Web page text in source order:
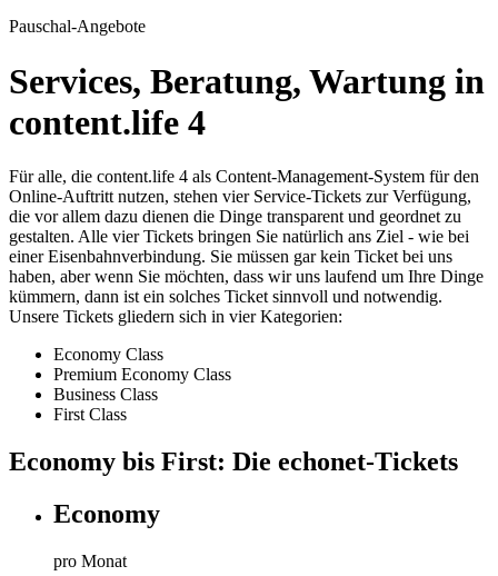
Pauschal-Angebote
Services, Beratung, Wartung in
content.life 4
Für alle, die content.life 4 als Content-Management-System für den
Online-Auftritt nutzen, stehen vier Service-Tickets zur Verfügung,
die vor allem dazu dienen die Dinge transparent und geordnet zu
gestalten. Alle vier Tickets bringen Sie natürlich ans Ziel - wie bei
einer Eisenbahnverbindung. Sie müssen gar kein Ticket bei uns
haben, aber wenn Sie möchten, dass wir uns laufend um Ihre Dinge
kümmern, dann ist ein solches Ticket sinnvoll und notwendig.
Unsere Tickets gliedern sich in vier Kategorien:
Economy Class
Premium Economy Class
Business Class
First Class
Economy bis First: Die echonet-Tickets
Economy
pro Monat